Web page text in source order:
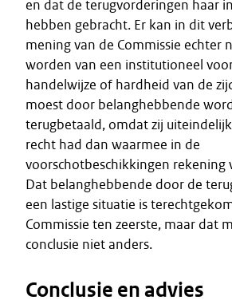
en dat de terugvorderingen haar
hebben gebracht. Er kan in dit
mening van de Commissie echter
worden van een institutioneel
handelwijze of hardheid van de
moest door belanghebbende
terugbetaald, omdat zij
recht had dan waarmee in de
voorschotbeschikkingen rekening
Dat belanghebbende door de
een lastige situatie is
Commissie ten zeerste, maar dat
conclusie niet anders.
Conclusie en advies